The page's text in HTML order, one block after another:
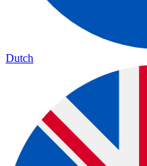
Dutch